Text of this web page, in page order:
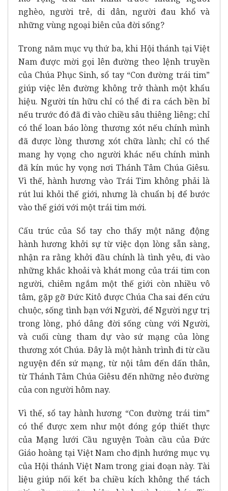
nghèo, người trẻ, di dân, người đau khổ và
những vùng ngoại biên của đời sống?
Trong năm mục vụ thứ ba, khi Hội thánh tại Việt
Nam được mời gọi lên đường theo lệnh truyền
của Chúa Phục Sinh, sổ tay “Con đường trái tim”
giúp việc lên đường không trở thành một khẩu
hiệu. Người tín hữu chỉ có thể đi ra cách bền bỉ
nếu trước đó đã đi vào chiều sâu thiêng liêng; chỉ
có thể loan báo lòng thương xót nếu chính mình
đã được lòng thương xót chữa lành; chỉ có thể
mang hy vọng cho người khác nếu chính mình
đã kín múc hy vọng nơi Thánh Tâm Chúa Giêsu.
Vì thế, hành hương vào Trái Tim không phải là
rút lui khỏi thế giới, nhưng là chuẩn bị để bước
vào thế giới với một trái tim mới.
Cấu trúc của Sổ tay cho thấy một năng động
hành hương khởi sự từ việc dọn lòng sẵn sàng,
nhận ra rằng khởi đầu chính là tình yêu, đi vào
những khắc khoải và khát mong của trái tim con
người, chiêm ngắm một thế giới còn nhiều vô
tâm, gặp gỡ Đức Kitô được Chúa Cha sai đến cứu
chuộc, sống tình bạn với Người, để Người ngự trị
trong lòng, phó dâng đời sống cùng với Người,
và cuối cùng tham dự vào sứ mạng của lòng
thương xót Chúa. Đây là một hành trình đi từ cầu
nguyện đến sứ mạng, từ nội tâm đến dấn thân,
từ Thánh Tâm Chúa Giêsu đến những nẻo đường
của con người hôm nay.
Vì thế, sổ tay hành hương “Con đường trái tim”
có thể được xem như một đóng góp thiết thực
của Mạng lưới Cầu nguyện Toàn cầu của Đức
Giáo hoàng tại Việt Nam cho định hướng mục vụ
của Hội thánh Việt Nam trong giai đoạn này. Tài
liệu giúp nối kết ba chiều kích không thể tách